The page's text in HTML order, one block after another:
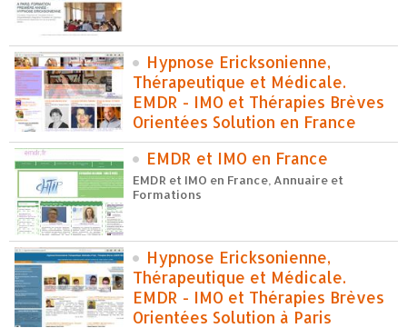
Hypnose Ericksonienne,
Thérapeutique et Médicale.
EMDR - IMO et Thérapies Brèves
Orientées Solution en France
EMDR et IMO en France
EMDR et IMO en France, Annuaire et
Formations
Hypnose Ericksonienne,
Thérapeutique et Médicale.
EMDR - IMO et Thérapies Brèves
Orientées Solution à Paris